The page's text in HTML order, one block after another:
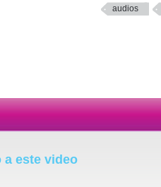
audios
este video